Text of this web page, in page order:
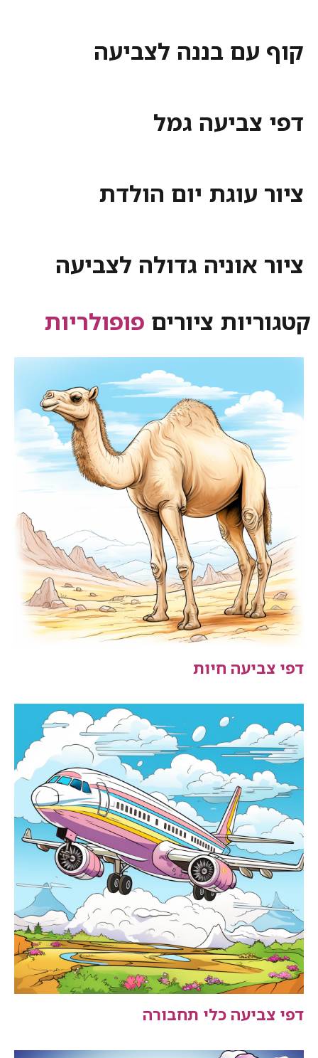
קוף עם בננה לצביעה
דפי צביעה גמל
ציור עוגת יום הולדת
ציור אוניה גדולה לצביעה
קטגוריות ציורים פופולריות
דפי צביעה חיות
דפי צביעה כלי תחבורה